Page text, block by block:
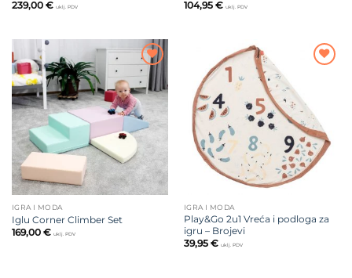
239,00 € uklj. PDV 104,95 € uklj. PDV
Dodajte
na listu
želja
IGRA I MODA
Iglu Corner Climber Set
169,00 € uklj. PDV
IGRA I MODA
Play&Go 2u1 Vreća i podloga za
igru – Brojevi
39,95 € uklj. PDV